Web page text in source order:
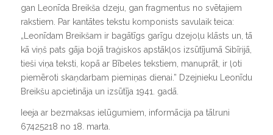
gan Leonīda Breikša dzeju, gan fragmentus no svētajiem
rakstiem. Par kantātes tekstu komponists savulaik teica:
„Leonīdam Breikšam ir bagātīgs garīgu dzejoļu klāsts un, tā
kā viņš pats gāja bojā traģiskos apstākļos izsūtījumā Sibīrijā,
tieši viņa teksti, kopā ar Bībeles tekstiem, manuprāt, ir ļoti
piemēroti skaņdarbam piemiņas dienai.” Dzejnieku Leonīdu
Breikšu apcietināja un izsūtīja 1941. gadā.
Ieeja ar bezmaksas ielūgumiem, informācija pa tālruni
67425218 no 18. marta.